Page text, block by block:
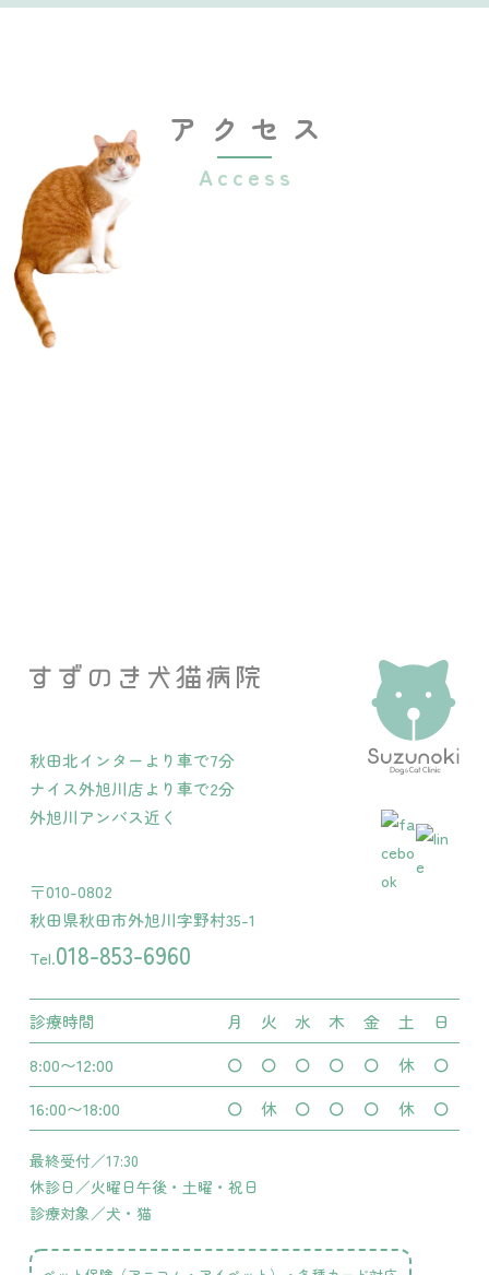
アクセス
秋田北インターより車で7分
ナイス外旭川店より車で2分
外旭川アンバス近く
〒010-0802
秋田県秋田市外旭川字野村35-1
Tel.018-853-6960
診療時間 月 火 水 木 金 土
日
8:00〜12:00
〇 〇 〇 〇 〇 休
〇
16:00〜18:00
〇 休 〇 〇 〇 休 〇
最終受付／17:30
休診日／火曜日午後・土曜・祝日
診療対象／犬・猫